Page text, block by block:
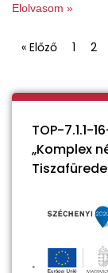
Elolvasom »
« Előző 1 2
TOP-7.1.1-
„Komplex